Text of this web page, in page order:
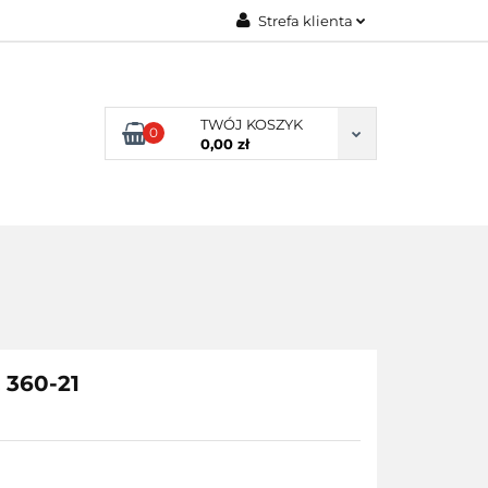
Strefa klienta
Zarejestruj się
Dodaj zgłoszenie
0
TWÓJ KOSZYK
0,00 zł
KLIENCI
21